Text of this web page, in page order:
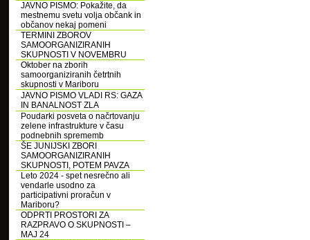
JAVNO PISMO: Pokažite, da
mestnemu svetu volja občank in
občanov nekaj pomeni
TERMINI ZBOROV
SAMOORGANIZIRANIH
SKUPNOSTI V NOVEMBRU
Oktober na zborih
samoorganiziranih četrtnih
skupnosti v Mariboru
JAVNO PISMO VLADI RS: GAZA
IN BANALNOST ZLA
Poudarki posveta o načrtovanju
zelene infrastrukture v času
podnebnih sprememb
ŠE JUNIJSKI ZBORI
SAMOORGANIZIRANIH
SKUPNOSTI, POTEM PAVZA
Leto 2024 - spet nesrečno ali
vendarle usodno za
participativni proračun v
Mariboru?
ODPRTI PROSTORI ZA
RAZPRAVO O SKUPNOSTI –
MAJ 24